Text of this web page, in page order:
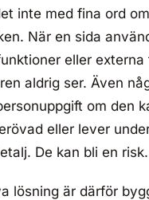
inte med fina ord
När en sida
eller
aldrig ser. Även
om den
eller lever
De kan bli en risk.
lösning är därför